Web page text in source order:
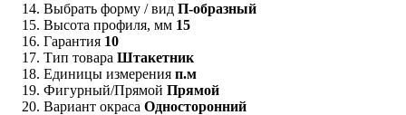
Выбрать форму / вид П-образный
Высота профиля, мм 15
Гарантия 10
Тип товара Штакетник
Единицы измерения п.м
Фигурный/Прямой Прямой
Вариант окраса Односторонний